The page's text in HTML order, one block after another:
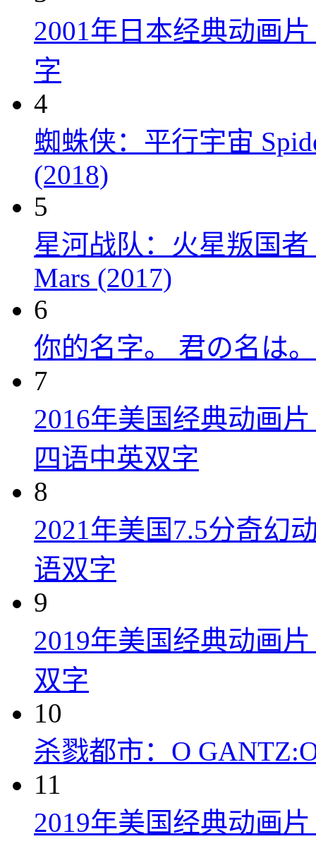
2001年日本经典动画
字
4
蜘蛛侠：平行宇宙
(2018)
5
星河战队：火星叛国者
Mars (2017)
6
你的名字。 君の名は
7
2016年美国经典动画
四语中英双字
8
2021年美国7.5分奇幻
语双字
9
2019年美国经典动画
双字
10
杀戮都市：O
11
2019年美国经典动画